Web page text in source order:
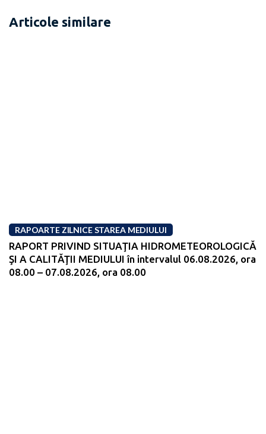
Articole similare
RAPOARTE ZILNICE STAREA MEDIULUI
RAPORT PRIVIND SITUAŢIA HIDROMETEOROLOGICĂ
ŞI A CALITĂŢII MEDIULUI în intervalul 06.08.2026, ora
08.00 – 07.08.2026, ora 08.00